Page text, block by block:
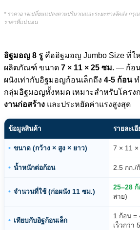
* ราคาอาจเปลี่ยนแปลงตามปริมาณและระยะทางจัดส่ง กรุ
ราคาที่แน่นอน
อิฐมอญ 8 รู คืออิฐมอญ Jumbo Size ที่
ผลิตภัณฑ์ ขนาด 7 × 11 × 25 ซม. — ก้อ
ผนังเท่ากับอิฐมอญก้อนเล็กถึง 4-5 ก้อนท
กลุ่มอิฐมอญทั้งหมด เหมาะสำหรับโครง
งานก่อสร้าง และประหยัดค่าแรงสูงสุด
ข้อมูลสินค้า รายละเ
ขนาด (กว้าง × สูง × ยาว) 7 × 11
น้ำหนักต่อก้อน 2.5 กก./
จำนวนที่ใช้ (ก่อผนัง 11 ซม.)
25–28
สาย)
เทียบกับอิฐก้อนเล็ก
1 ก้อน =
เร็วกว่า